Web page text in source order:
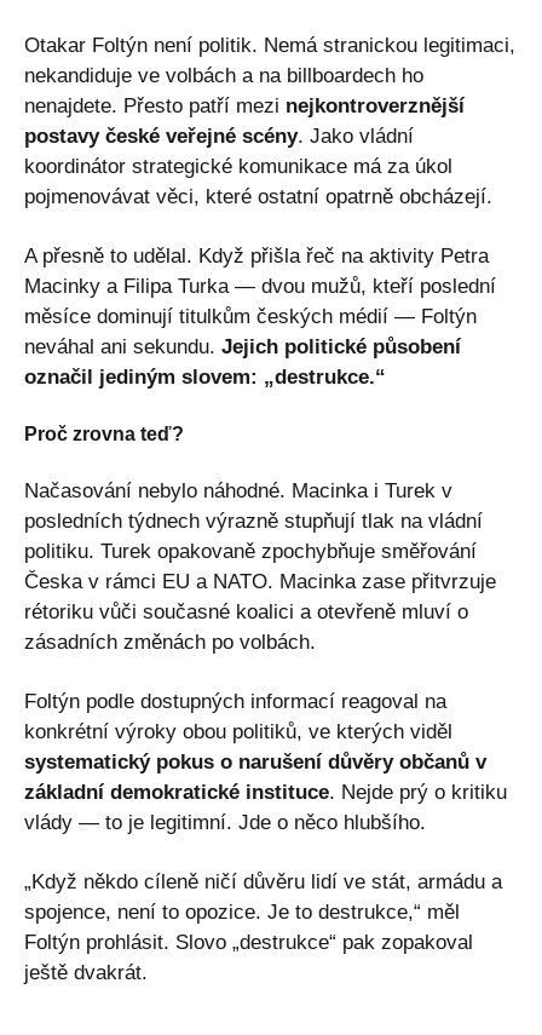
Otakar Foltýn není politik. Nemá stranickou legitimaci,
nekandiduje ve volbách a na billboardech ho
nenajdete. Přesto patří mezi nejkontroverznější
postavy české veřejné scény. Jako vládní
koordinátor strategické komunikace má za úkol
pojmenovávat věci, které ostatní opatrně obcházejí.
A přesně to udělal. Když přišla řeč na aktivity Petra
Macinky a Filipa Turka — dvou mužů, kteří poslední
měsíce dominují titulkům českých médií — Foltýn
neváhal ani sekundu. Jejich politické působení
označil jediným slovem: „destrukce.“
Proč zrovna teď?
Načasování nebylo náhodné. Macinka i Turek v
posledních týdnech výrazně stupňují tlak na vládní
politiku. Turek opakovaně zpochybňuje směřování
Česka v rámci EU a NATO. Macinka zase přitvrzuje
rétoriku vůči současné koalici a otevřeně mluví o
zásadních změnách po volbách.
Foltýn podle dostupných informací reagoval na
konkrétní výroky obou politiků, ve kterých viděl
systematický pokus o narušení důvěry občanů v
základní demokratické instituce. Nejde prý o kritiku
vlády — to je legitimní. Jde o něco hlubšího.
„Když někdo cíleně ničí důvěru lidí ve stát, armádu a
spojence, není to opozice. Je to destrukce,“ měl
Foltýn prohlásit. Slovo „destrukce“ pak zopakoval
ještě dvakrát.